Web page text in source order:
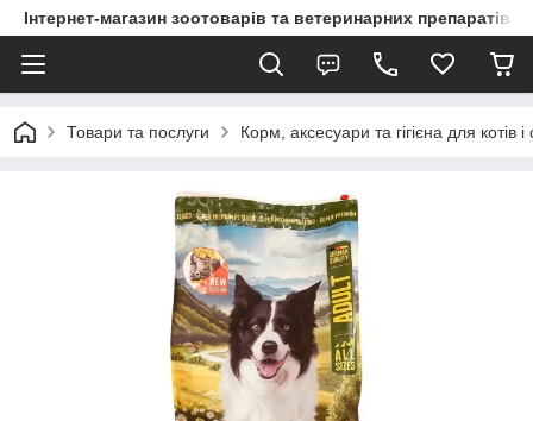
Інтернет-магазин зоотоварів та ветеринарних препаратів
Товари та послуги Корм, аксесуари та гігієна для котів і